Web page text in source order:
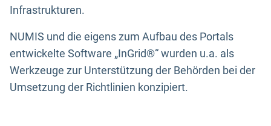
Infrastrukturen.
NUMIS und die eigens zum Aufbau des Portals
entwickelte Software „InGrid®“ wurden u.a. als
Werkzeuge zur Unterstützung der Behörden bei der
Umsetzung der Richtlinien konzipiert.